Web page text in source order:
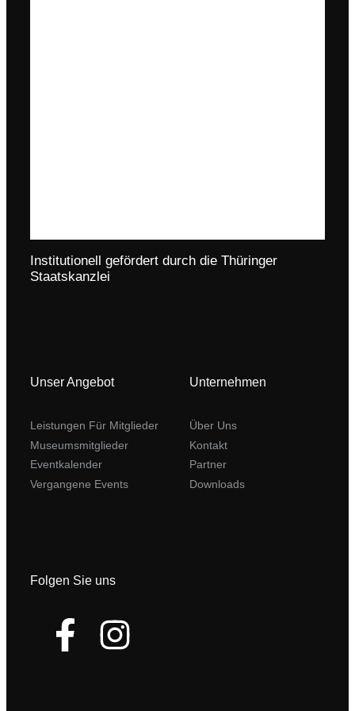
Institutionell gefördert durch die Thüringer
Staatskanzlei
Unser Angebot
Leistungen Für Mitglieder
Museumsmitglieder
Eventkalender
Vergangene Events
Unternehmen
Über Uns
Kontakt
Partner
Downloads
Folgen Sie uns